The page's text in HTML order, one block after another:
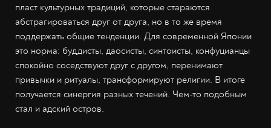
пласт культурных традиций, которые стараются
абстрагироваться друг от друга, но в то же время
поддержать общие тенденции. Для современной Японии
это норма: буддисты, даосисты, синтоисты, конфуцианцы
спокойно соседствуют друг с другом, перенимают
привычки и ритуалы, трансформируют религии. В итоге
получается синергия разных течений. Чем-то подобным
стал и адский остров.